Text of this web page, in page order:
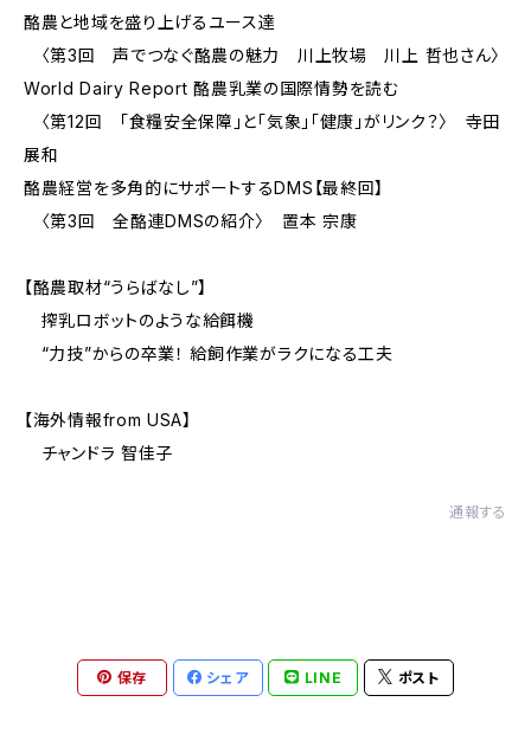
酪農と地域を盛り上げるユース達
〈第3回 声でつなぐ酪農の魅力 川上牧場 川上 哲也さん〉
World Dairy Report 酪農乳業の国際情勢を読む
〈第12回 「食糧安全保障」と「気象」「健康」がリンク？〉 寺田
展和
酪農経営を多角的にサポートするDMS【最終回】
〈第3回 全酪連DMSの紹介〉 置本 宗康
【酪農取材“うらばなし”】
搾乳ロボットのような給餌機
“力技”からの卒業！ 給飼作業がラクになる工夫
【海外情報from USA】
チャンドラ 智佳子
通報する
保存 シェア LINE ポスト